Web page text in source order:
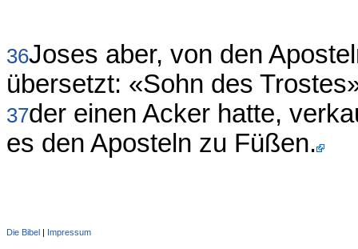
36Joses aber, von den
übersetzt: «Sohn des
37der einen Acker hatte,
es den Aposteln zu Füßen.
Die Bibel | Impressum